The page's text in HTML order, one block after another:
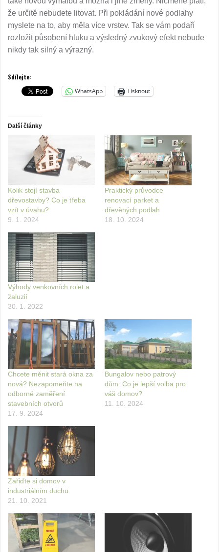
že určitě nebudete litovat. Při pokládání nové podlahy
myslete na to, aby měla více vrstev. Tak se vám podaří
rozložit působení hluku a výsledný zvukový efekt nebude
nikdy tak silný a výrazný.
Sdílejte:
WhatsApp
Tisknout
Další články
Kolik stojí stavba
dřevostavby? Co je třeba
vzít v úvahu?
9. 1. 2024
Praktický průvodce
renovací parket a
dřevěných podlah
18. 10. 2024
Výhody venkovních rolet a
žaluzií
30. 1. 2022
Chcete měnit stará okna za
nová? Nezapomeňte na
odborné zaměření
stavebních otvorů
17. 9. 2024
Bungalov nebo patrový
dům: Co je lepší volba pro
váš domov?
11. 10. 2024
Zařiďte si domov v
industriálním duchu
21. 10. 2021